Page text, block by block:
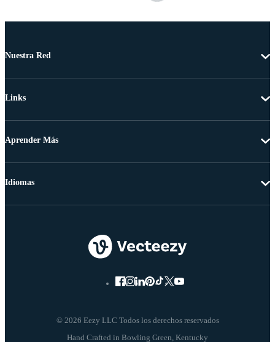
Nuestra Red
Links
Aprender Más
© 2026 Eezy LLC Todos los derechos reservados
Idiomas